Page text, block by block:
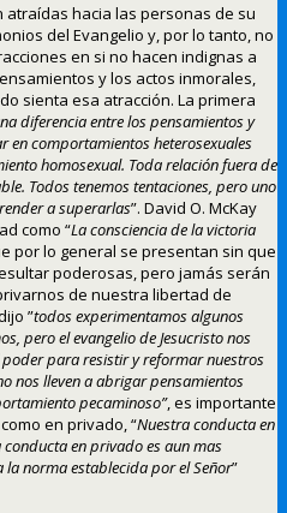
hacia las personas de su
del Evangelio y, por lo tanto, no
en si no hacen indignas a
y los actos inmorales,
sienta esa atracción. La primera
diferencia entre los pensamientos y
en comportamientos heterosexuales
homosexual. Toda relación fuera de
Todos tenemos tentaciones, pero uno
a superarlas”. David O. McKay
como “La consciencia de la victoria
por lo general se presentan sin que
poderosas, pero jamás serán
de nuestra libertad de
”todos experimentamos algunos
pero el evangelio de Jesucristo nos
para resistir y reformar nuestros
nos lleven a abrigar pensamientos
pecaminoso”, es importante
en privado, “Nuestra conducta en
en privado es aun mas
norma establecida por el Señor”